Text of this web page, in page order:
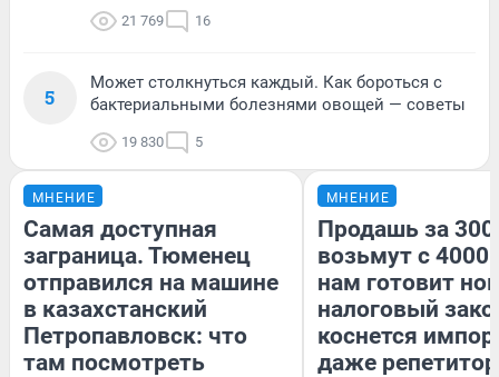
21 769 16
5
Может столкнуться каждый. Как бороться с
бактериальными болезнями овощей — советы
19 830 5
МНЕНИЕ
Самая доступная
заграница. Тюменец
отправился на машине
в казахстанский
Петропавловск: что
там посмотреть
МНЕНИЕ
Продашь за
возьмут с
нам готовит
налоговый
коснется
даже